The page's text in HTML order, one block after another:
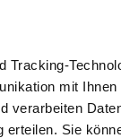
mit
verarbeiten
Sie